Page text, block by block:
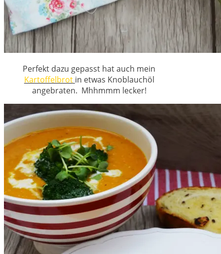
Perfekt dazu gepasst hat auch mein
Kartoffelbrot in etwas Knoblauchöl
angebraten. Mhhmmm lecker!